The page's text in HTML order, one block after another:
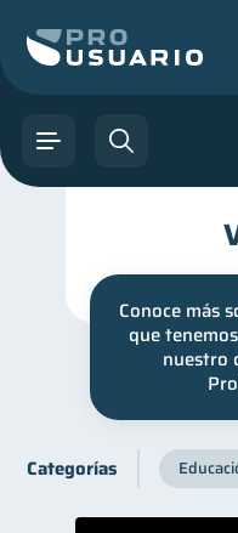
Conoce más
que
nuestro
Categorías